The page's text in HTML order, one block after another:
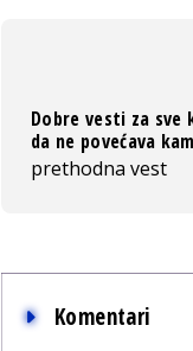
Dobre vesti za sve
da ne povećava
prethodna vest
Komentari